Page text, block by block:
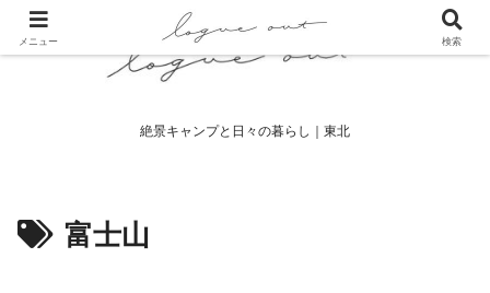
絶景キャンプと日々の暮らし｜東北
富士山
メニュー 検索